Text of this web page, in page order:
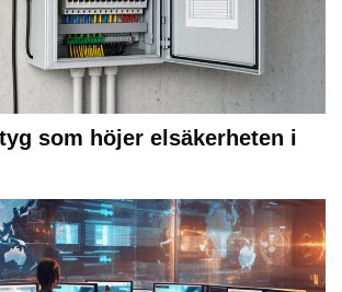
som höjer elsäkerheten i